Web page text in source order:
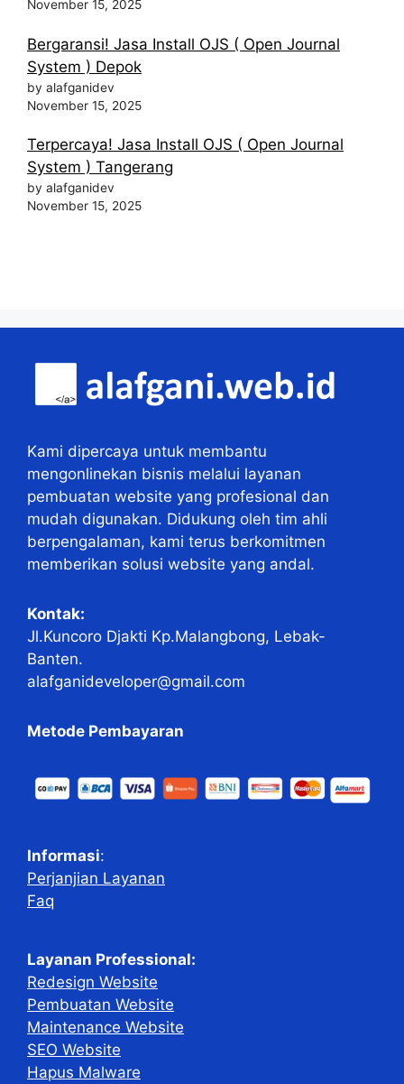
November 15, 2025
Bergaransi! Jasa Install OJS ( Open Journal
System ) Depok
by alafganidev
November 15, 2025
Terpercaya! Jasa Install OJS ( Open Journal
System ) Tangerang
by alafganidev
November 15, 2025
Kami dipercaya untuk membantu
mengonlinekan bisnis melalui layanan
pembuatan website yang profesional dan
mudah digunakan. Didukung oleh tim ahli
berpengalaman, kami terus berkomitmen
memberikan solusi website yang andal.
Kontak:
Jl.Kuncoro Djakti Kp.Malangbong, Lebak-
Banten.
alafganideveloper@gmail.com
Metode Pembayaran
Informasi:
Perjanjian Layanan
Faq
Layanan Professional:
Redesign Website
Pembuatan Website
Maintenance Website
SEO Website
Hapus Malware